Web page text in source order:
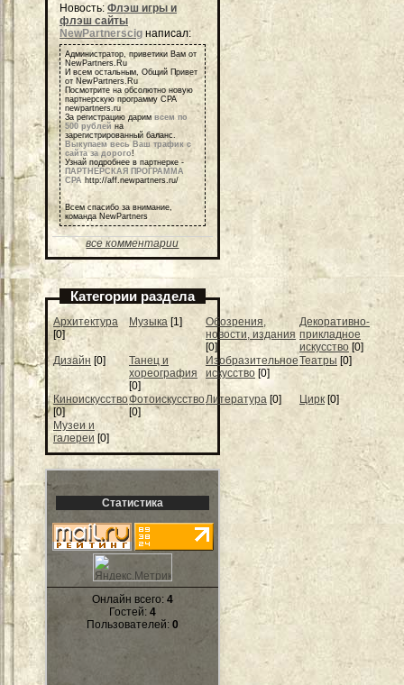
Новость:Флэш игры и
флэш сайты
NewPartnerscig написал:
Администратор, приветики Вам от
NewPartners.Ru
И всем остальным, Общий Привет
от NewPartners.Ru
Посмотрите на обсолютно новую
партнерскую программу СРА
newpartners.ru
За регистрацию дарим всем по
500 рублей на
зарегистрированный баланс.
Выкупаем весь Ваш трафик с
сайта за дорого!
Узнай подробнее в партнерке -
ПАРТНЕРСКАЯ ПРОГРАММА
СРА http://aff.newpartners.ru/
Всем спасибо за внимание,
команда NewPartners
все комментарии
Категории раздела
Архитектура
[0]
Музыка [1]
Обозрения,
новости, издания
[0]
Декоративно-
прикладное
искусство [0]
Дизайн [0]
Танец и
хореография
[0]
Изобразительное
искусство [0]
Театры [0]
Киноискусство
[0]
Фотоискусство
[0]
Литература [0] Цирк [0]
Музеи и
галереи [0]
Статистика
Онлайн всего: 4
Гостей: 4
Пользователей: 0